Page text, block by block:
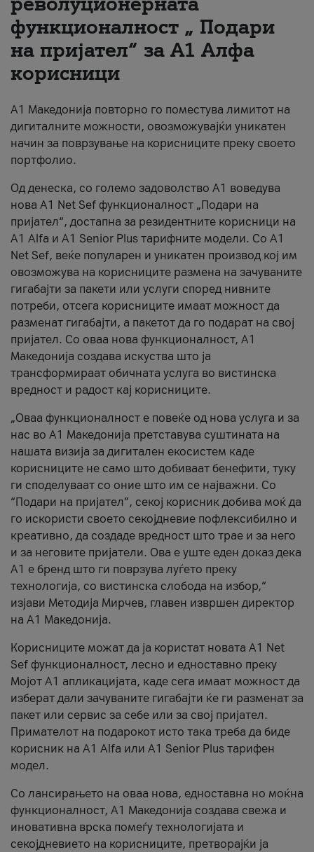
За нас
#ПодобарОнлајн
функционалност „ Подари
на пријател“ за А1 Алфа
корисници
А1 Македонија повторно го поместува лимитот на
дигиталните можности, овозможувајќи уникатен
начин за поврзување на корисниците преку своето
портфолио.
Од денеска, со големо задоволство А1 воведува
нова A1 Net Sef функционалност „Подари на
пријател“, достапна за резидентните корисници на
А1 Alfa и A1 Senior Plus тарифните модели. Со A1
Net Sef, веќе популарен и уникатен производ кој им
овозможува на корисниците размена на зачуваните
гигабајти за пакети или услуги според нивните
потреби, отсега корисниците имаат можност да
разменат гигабајти, а пакетот да го подарат на свој
пријател. Со оваа нова функционалност, А1
Македонија создава искуства што ја
трансформираат обичната услуга во вистинска
вредност и радост кај корисниците.
„Оваа функционалност е повеќе од нова услуга и за
нас во А1 Македонија претставува суштината на
нашата визија за дигитален екосистем каде
корисниците не само што добиваат бенефити, туку
ги споделуваат со оние што им се најважни. Со
“Подари на пријател”, секој корисник добива моќ да
го искористи своето секојдневие пофлексибилно и
креативно, да создаде вредност што трае и за него
и за неговите пријатели. Ова е уште еден доказ дека
А1 е бренд што ги поврзува луѓето преку
технологија, со вистинска слобода на избор,“
изјави Методија Мирчев, главен извршен директор
на А1 Македонија.
Корисниците можат да ја користат новата А1 Net
Sef функционалност, лесно и едноставно преку
Мојот А1 апликацијата, каде сега имаат можност да
изберат дали зачуваните гигабајти ќе ги разменат за
пакет или сервис за себе или за свој пријател.
Примателот на подарокот исто така треба да биде
корисник на А1 Alfa или A1 Senior Plus тарифен
модел.
Со лансирањето на оваа нова, едноставна но моќна
функционалност, А1 Македонија создава свежа и
иновативна врска помеѓу технологијата и
секојдневието на корисниците, претворајќи ја